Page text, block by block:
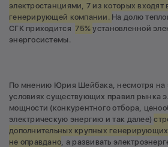
электростанциями, 7 из которых входят
генерирующей компании. На долю
СГК приходится75%установленной
энергосистемы.
По мнению Юрия Шейбака, несмотря на
условиях существующих правил рынка
мощности (конкурентного отбора,
электрическую энергию и так далее)
дополнительных крупных
не оправдано , а развивать